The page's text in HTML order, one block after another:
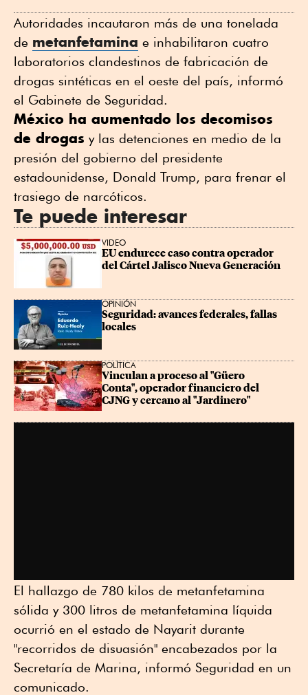
Autoridades incautaron más de una tonelada
de metanfetamina e inhabilitaron cuatro
laboratorios clandestinos de fabricación de
drogas sintéticas en el oeste del país, informó
el Gabinete de Seguridad.
México ha aumentado los decomisos
de drogas y las detenciones en medio de la
presión del gobierno del presidente
estadounidense, Donald Trump, para frenar el
trasiego de narcóticos.
Te puede interesar
VIDEO
EU endurece caso contra operador
del Cártel Jalisco Nueva Generación
OPINIÓN
Seguridad: avances federales, fallas
locales
POLÍTICA
Vinculan a proceso al "Güero
Conta", operador financiero del
CJNG y cercano al "Jardinero"
El hallazgo de 780 kilos de metanfetamina
sólida y 300 litros de metanfetamina líquida
ocurrió en el estado de Nayarit durante
"recorridos de disuasión" encabezados por la
Secretaría de Marina, informó Seguridad en un
comunicado.